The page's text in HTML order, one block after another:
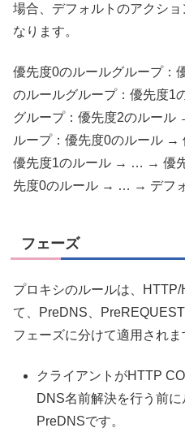
場合、デフォルトのアクシ
なります。
優先度0のルールグループ：
のルールグループ：優先度1
グループ：優先度2のルー
ループ：優先度0のルール →
優先度1のルール → … → 優
先度0のルール → … → デフ
フェーズ
プロキシのルールは、
て、PreDNS、
フェーズに分けて適用されま
クライアントがHTTP
DNS名前解決を行う前
PreDNSです。